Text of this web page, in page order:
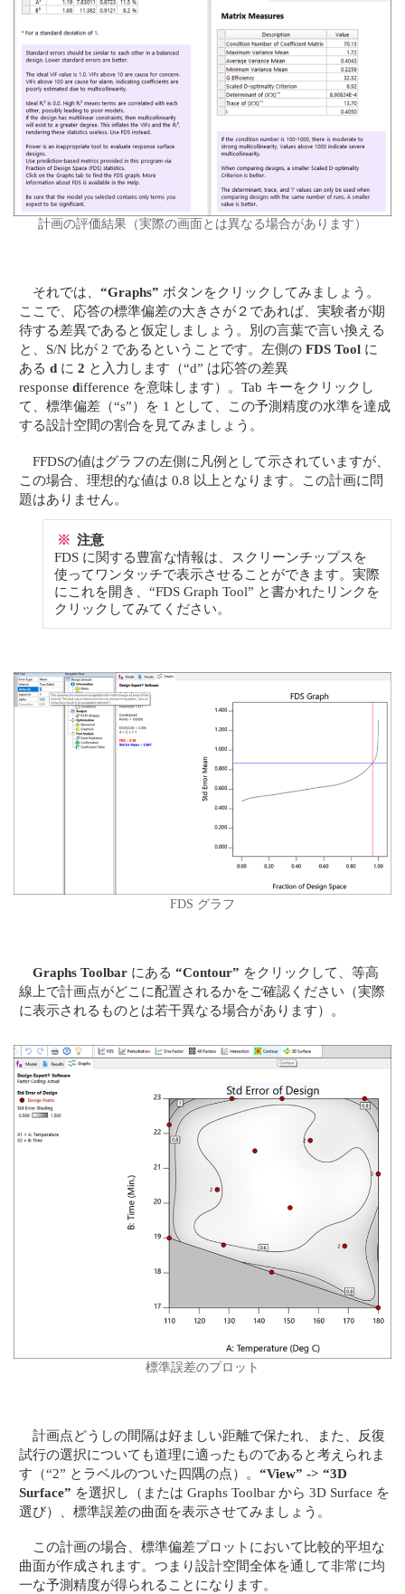
計画の評価結果（実際の画面とは異なる場合があります）
それでは、“Graphs” ボタンをクリックしてみましょう。
ここで、応答の標準偏差の大きさが２であれば、実験者が期
待する差異であると仮定しましょう。別の言葉で言い換える
と、S/N 比が 2 であるということです。左側のFDS Tool に
あるd に2 と入力します（“d” は応答の差異
responsedifference を意味します）。Tab キーをクリックし
て、標準偏差（“s”）を 1 として、この予測精度の水準を達成
する設計空間の割合を見てみましょう。
FFDSの値はグラフの左側に凡例として示されていますが、
この場合、理想的な値は 0.8 以上となります。この計画に問
題はありません。
※ 注意
FDS に関する豊富な情報は、スクリーンチップスを
使ってワンタッチで表示させることができます。実際
にこれを開き、“FDS Graph Tool” と書かれたリンクを
クリックしてみてください。
FDS グラフ
Graphs Toolbar にある“Contour” をクリックして、等高
線上で計画点がどこに配置されるかをご確認ください（実際
に表示されるものとは若干異なる場合があります）。
標準誤差のプロット
計画点どうしの間隔は好ましい距離で保たれ、また、反復
試行の選択についても道理に適ったものであると考えられま
す（“2” とラベルのついた四隅の点）。“View” -> “3D
Surface” を選択し（または Graphs Toolbar から 3D Surface を
選び）、標準誤差の曲面を表示させてみましょう。
この計画の場合、標準偏差プロットにおいて比較的平坦な
曲面が作成されます。つまり設計空間全体を通して非常に均
一な予測精度が得られることになります。